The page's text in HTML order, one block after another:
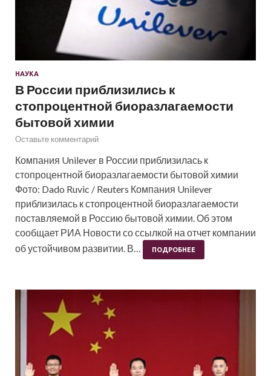
НАУКА
В России приблизились к
стопроцентной биоразлагаемости
бытовой химии
Оставьте комментарий
Компания Unilever в России приблизилась к
стопроцентной биоразлагаемости бытовой химии
Фото: Dado Ruvic / Reuters Компания Unilever
приблизилась к стопроцентной биоразлагаемости
поставляемой в Россию бытовой химии. Об этом
сообщает РИА Новости со ссылкой на отчет компании
об устойчивом развитии. В…
ПОДРОБНЕЕ